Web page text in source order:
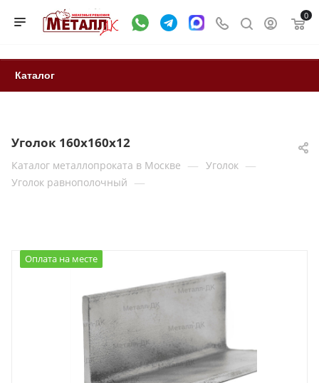
0
Каталог
Уголок 160х160x12
Каталог металлопроката в Москве — Уголок —
Уголок равнополочный —
Оплата на месте